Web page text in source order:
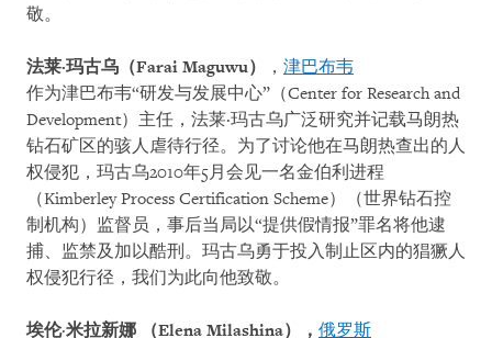
敬。
法莱·玛古乌 （Farai Maguwu） ， 津巴布韦
作为津巴布韦“研发与发展中心”（Center for Research and
Development）主任，法莱·玛古乌广泛研究并记载马朗热
钻石矿区的骇人虐待行径。为了讨论他在马朗热查出的人
权侵犯，玛古乌2010年5月会见一名金伯利进程
（Kimberley Process Certification Scheme）（世界钻石控
制机构）监督员，事后当局以“提供假情报”罪名将他逮
捕、监禁及加以酷刑。玛古乌勇于投入制止区内的猖獗人
权侵犯行径，我们为此向他致敬。
埃伦·米拉新娜 （Elena Milashina） ， 俄罗斯